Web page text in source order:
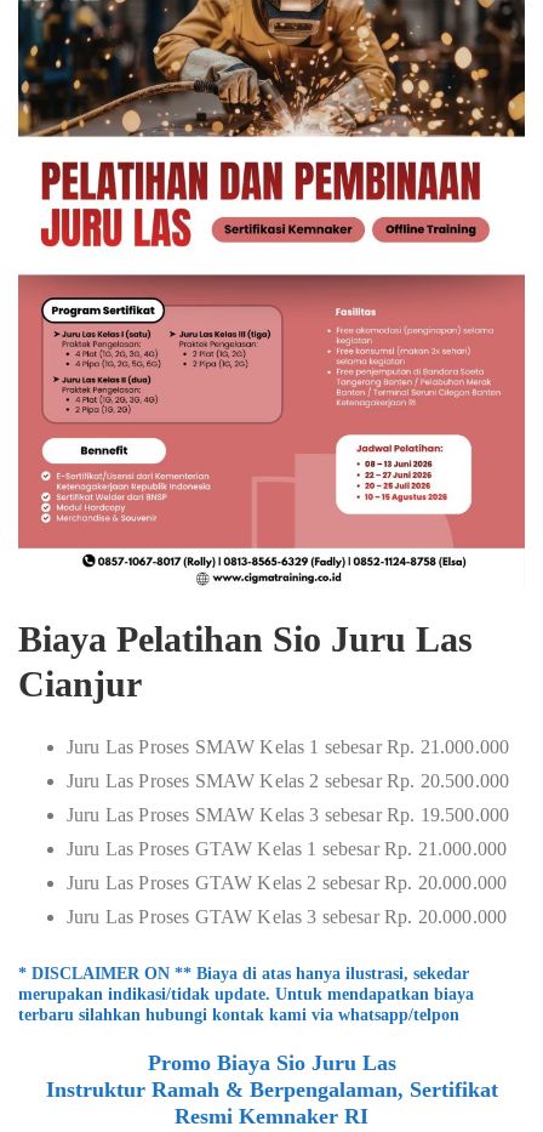
Biaya Pelatihan Sio Juru Las
Cianjur
Juru Las Proses SMAW Kelas 1 sebesar Rp. 21.000.000
Juru Las Proses SMAW Kelas 2 sebesar Rp. 20.500.000
Juru Las Proses SMAW Kelas 3 sebesar Rp. 19.500.000
Juru Las Proses GTAW Kelas 1 sebesar Rp. 21.000.000
Juru Las Proses GTAW Kelas 2 sebesar Rp. 20.000.000
Juru Las Proses GTAW Kelas 3 sebesar Rp. 20.000.000
* DISCLAIMER ON ** Biaya di atas hanya ilustrasi, sekedar
merupakan indikasi/tidak update. Untuk mendapatkan biaya
terbaru silahkan hubungi kontak kami via whatsapp/telpon
Promo Biaya Sio Juru Las
Instruktur Ramah & Berpengalaman, Sertifikat
Resmi Kemnaker RI